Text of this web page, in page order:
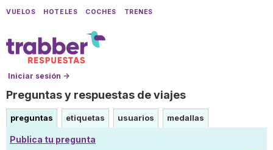
VUELOS HOTELES COCHES TRENES
Iniciar sesión →
Preguntas y respuestas de viajes
preguntas etiquetas usuarios medallas
Publica tu pregunta